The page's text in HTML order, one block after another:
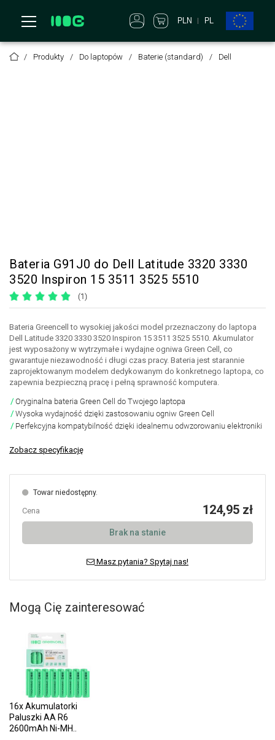
PLN PL
Produkty Do laptopów Baterie (standard) Dell
Bateria G91J0 do Dell Latitude 3320 3330
3520 Inspiron 15 3511 3525 5510
(1)
Bateria Greencell to wysokiej jakości model przeznaczony do laptopa
Dell Latitude 3320 3330 3520 Inspiron 15 3511 3525 5510. Akumulator
jest wyposażony w wytrzymałe i wydajne ogniwa Green Cell, co
gwarantuje niezawodność i długi czas pracy. Bateria jest starannie
zaprojektowanym modelem dedykowanym do konkretnego laptopa, co
zapewnia bezpieczną pracę i pełną sprawność komputera.
Oryginalna bateria Green Cell do Twojego laptopa
Wysoka wydajność dzięki zastosowaniu ogniw Green Cell
Perfekcyjna kompatybilność dzięki idealnemu odwzorowaniu elektroniki
Zobacz specyfikację
Towar niedostępny.
Cena 124,95 zł
Brak na stanie
Masz pytania? Spytaj nas!
Mogą Cię zainteresować
16x Akumulatorki
Paluszki AA R6
2600mAh Ni-MH..